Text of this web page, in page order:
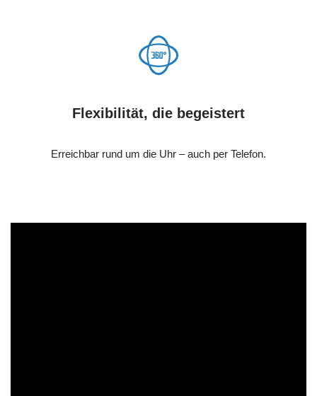
Flexibilität, die begeistert
Erreichbar rund um die Uhr – auch per Telefon.